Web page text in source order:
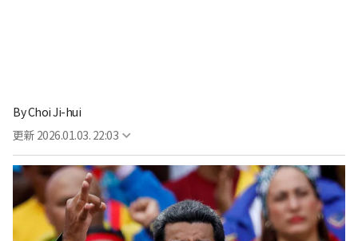
ByChoi Ji-hui
更新 2026.01.03. 22:03